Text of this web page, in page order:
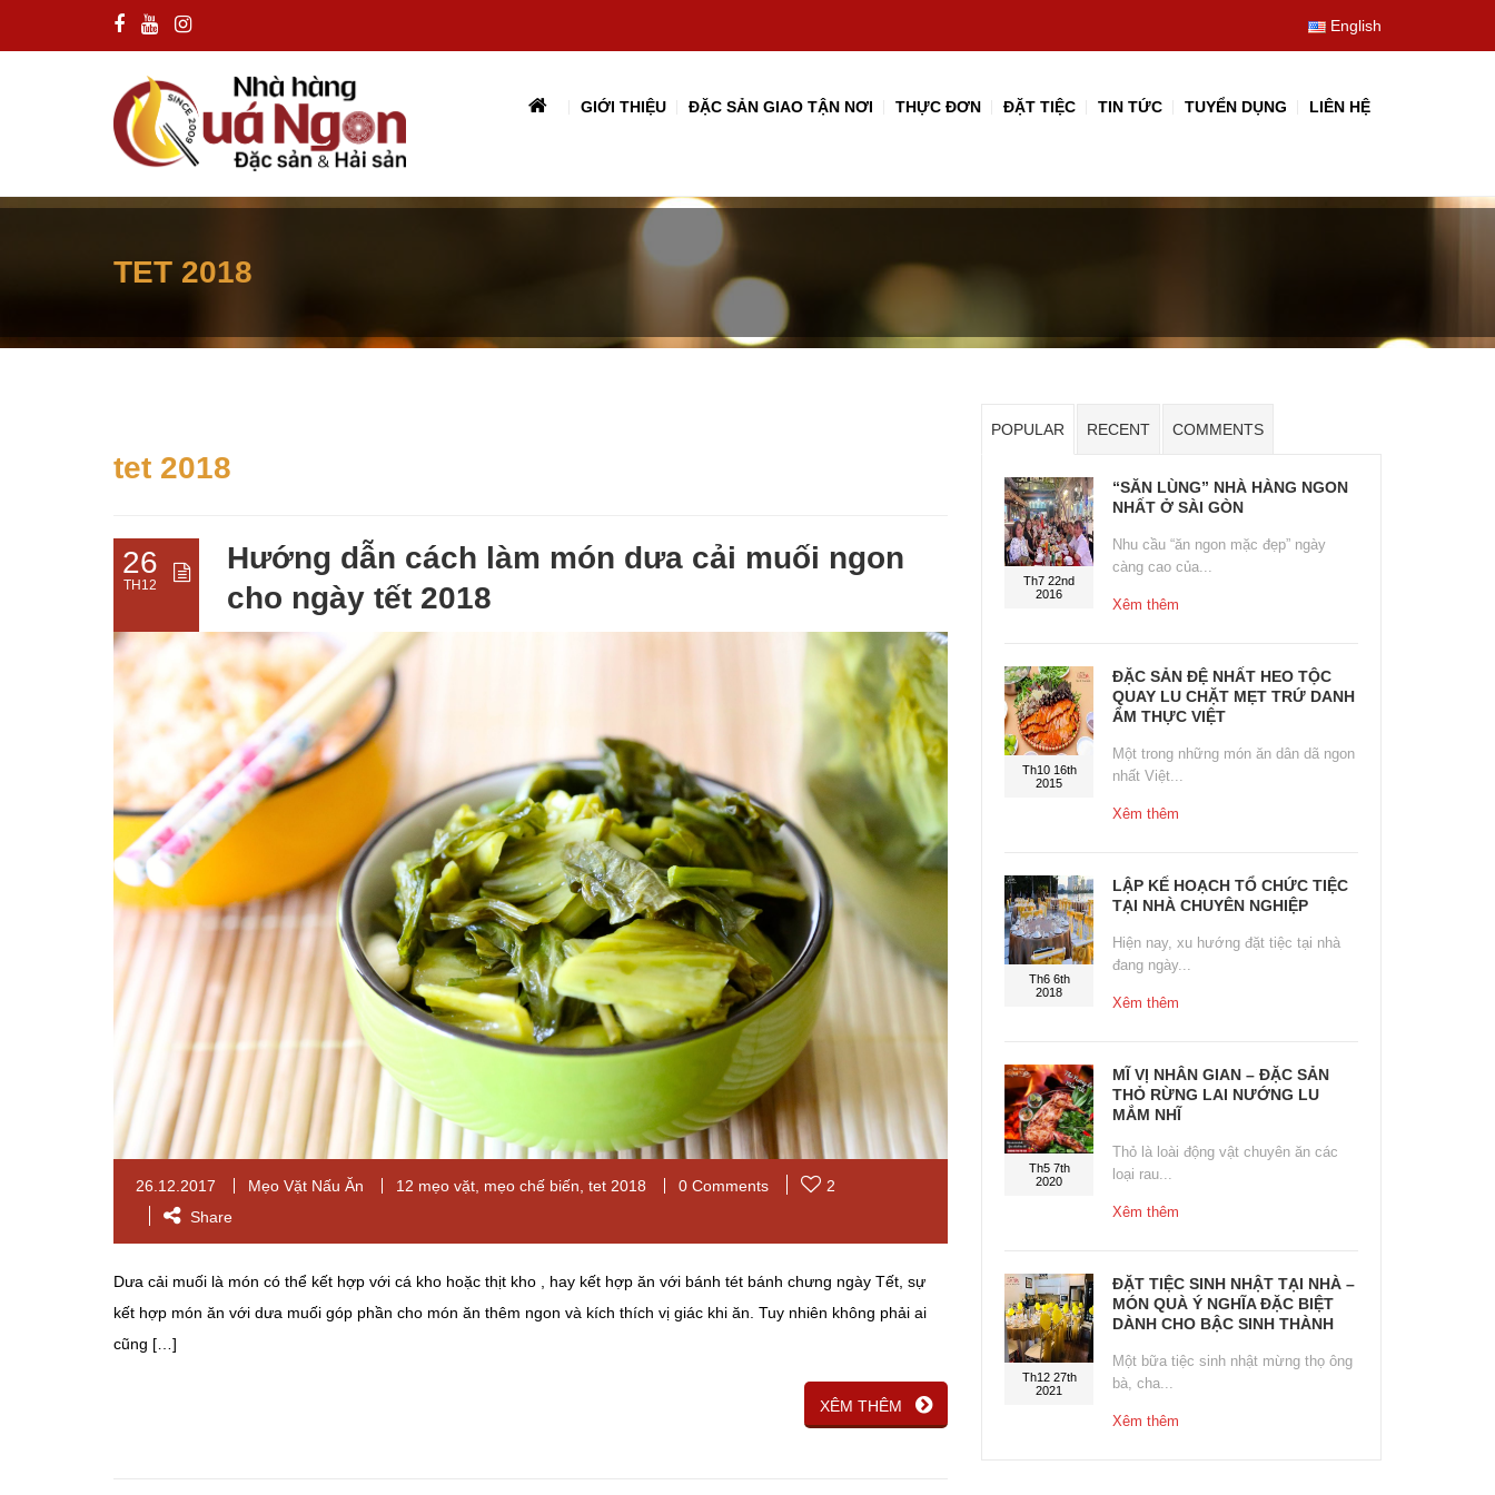
English
GIỚI THIỆU ĐẶC SẢN GIAO TẬN NƠI THỰC ĐƠN ĐẶT TIỆC TIN TỨC TUYỂN DỤNG LIÊN HỆ
TET 2018
tet 2018
26
TH12
Hướng dẫn cách làm món dưa cải muối ngon
cho ngày tết 2018
26.12.2017 Mẹo Vặt Nấu Ăn 12 mẹo vặt mẹo chế biến tet 2018 0 Comments
2
Share
Dưa cải muối là món có thể kết hợp với cá kho hoặc thịt kho , hay kết hợp ăn với bánh tét bánh chưng ngày Tết, sự
kết hợp món ăn với dưa muối góp phần cho món ăn thêm ngon và kích thích vị giác khi ăn. Tuy nhiên không phải ai
cũng […]
XÊM THÊM
POPULAR RECENT COMMENTS
Th7 22nd
2016
“SĂN LÙNG” NHÀ HÀNG NGON
NHẤT Ở SÀI GÒN
Nhu cầu “ăn ngon mặc đẹp” ngày
càng cao của...
Xêm thêm
Th10 16th
2015
ĐẶC SẢN ĐỆ NHẤT HEO TỘC
QUAY LU CHẶT MẸT TRỨ DANH
ẨM THỰC VIỆT
Một trong những món ăn dân dã ngon
nhất Việt...
Xêm thêm
Th6 6th
2018
LẬP KẾ HOẠCH TỔ CHỨC TIỆC
TẠI NHÀ CHUYÊN NGHIỆP
Hiện nay, xu hướng đặt tiệc tại nhà
đang ngày...
Xêm thêm
Th5 7th
2020
MĨ VỊ NHÂN GIAN – ĐẶC SẢN
THỎ RỪNG LAI NƯỚNG LU
MẮM NHĨ
Thỏ là loài động vật chuyên ăn các
loại rau...
Xêm thêm
Th12 27th
2021
ĐẶT TIỆC SINH NHẬT TẠI NHÀ –
MÓN QUÀ Ý NGHĨA ĐẶC BIỆT
DÀNH CHO BẬC SINH THÀNH
Một bữa tiệc sinh nhật mừng thọ ông
bà, cha...
Xêm thêm